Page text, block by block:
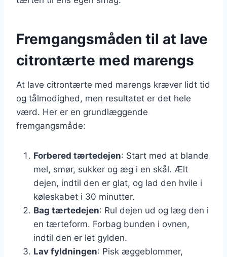
Fremgangsmåden til at lave
citrontærte med marengs
At lave citrontærte med marengs kræver lidt tid
og tålmodighed, men resultatet er det hele
værd. Her er en grundlæggende
fremgangsmåde:
Forbered tærtedejen: Start med at blande
mel, smør, sukker og æg i en skål. Ælt
dejen, indtil den er glat, og lad den hvile i
køleskabet i 30 minutter.
Bag tærtedejen: Rul dejen ud og læg den i
en tærteform. Forbag bunden i ovnen,
indtil den er let gylden.
Lav fyldningen: Pisk æggeblommer,